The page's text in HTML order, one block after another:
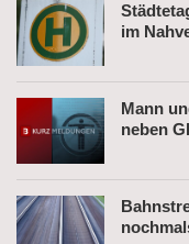
im
Mann
neben